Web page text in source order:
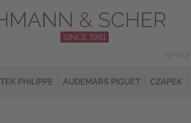
PHILIPPE AUDEMARS PIGUET CZAPEK